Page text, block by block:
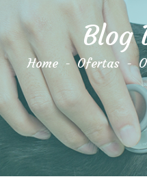
Blog
Home - Ofertas -